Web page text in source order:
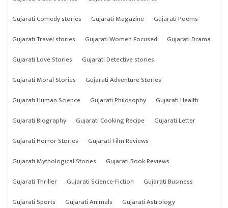
Gujarati Comedy stories
Gujarati Magazine
Gujarati Poems
Gujarati Travel stories
Gujarati Women Focused
Gujarati Drama
Gujarati Love Stories
Gujarati Detective stories
Gujarati Moral Stories
Gujarati Adventure Stories
Gujarati Human Science
Gujarati Philosophy
Gujarati Health
Gujarati Biography
Gujarati Cooking Recipe
Gujarati Letter
Gujarati Horror Stories
Gujarati Film Reviews
Gujarati Mythological Stories
Gujarati Book Reviews
Gujarati Thriller
Gujarati Science-Fiction
Gujarati Business
Gujarati Sports
Gujarati Animals
Gujarati Astrology